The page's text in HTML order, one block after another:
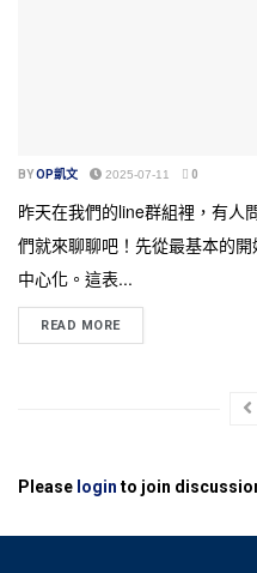
BYOP凱文 2025-07-11 0
昨天在我們的line群組裡，有人
們就來聊聊吧！先從最基本的
中心化。這表...
READ MORE
Please login to join